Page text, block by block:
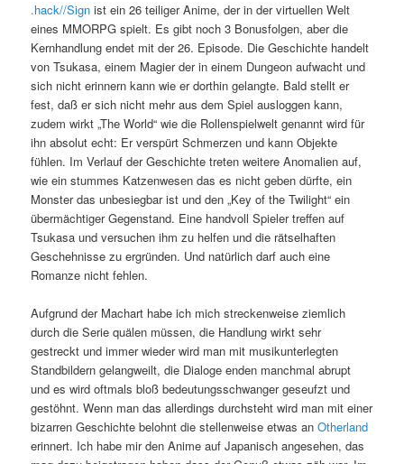
.hack//Sign ist ein 26 teiliger Anime, der in der virtuellen Welt
eines MMORPG spielt. Es gibt noch 3 Bonusfolgen, aber die
Kernhandlung endet mit der 26. Episode. Die Geschichte handelt
von Tsukasa, einem Magier der in einem Dungeon aufwacht und
sich nicht erinnern kann wie er dorthin gelangte. Bald stellt er
fest, daß er sich nicht mehr aus dem Spiel ausloggen kann,
zudem wirkt „The World“ wie die Rollenspielwelt genannt wird für
ihn absolut echt: Er verspürt Schmerzen und kann Objekte
fühlen. Im Verlauf der Geschichte treten weitere Anomalien auf,
wie ein stummes Katzenwesen das es nicht geben dürfte, ein
Monster das unbesiegbar ist und den „Key of the Twilight“ ein
übermächtiger Gegenstand. Eine handvoll Spieler treffen auf
Tsukasa und versuchen ihm zu helfen und die rätselhaften
Geschehnisse zu ergründen. Und natürlich darf auch eine
Romanze nicht fehlen.
Aufgrund der Machart habe ich mich streckenweise ziemlich
durch die Serie quälen müssen, die Handlung wirkt sehr
gestreckt und immer wieder wird man mit musikunterlegten
Standbildern gelangweilt, die Dialoge enden manchmal abrupt
und es wird oftmals bloß bedeutungsschwanger geseufzt und
gestöhnt. Wenn man das allerdings durchsteht wird man mit einer
bizarren Geschichte belohnt die stellenweise etwas anOtherland
erinnert. Ich habe mir den Anime auf Japanisch angesehen, das